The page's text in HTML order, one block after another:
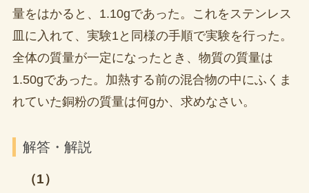
量をはかると、1.10gであった。これをステンレス
皿に入れて、実験1と同様の手順で実験を行った。
全体の質量が一定になったとき、物質の質量は
1.50gであった。加熱する前の混合物の中にふくま
れていた銅粉の質量は何gか、求めなさい。
解答・解説
（1）